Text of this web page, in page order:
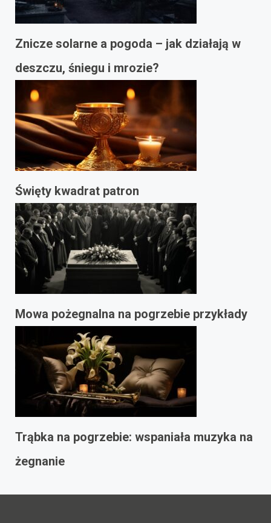
Znicze solarne a pogoda – jak działają w
deszczu, śniegu i mrozie?
Święty kwadrat patron
Mowa pożegnalna na pogrzebie przykłady
Trąbka na pogrzebie: wspaniała muzyka na
żegnanie